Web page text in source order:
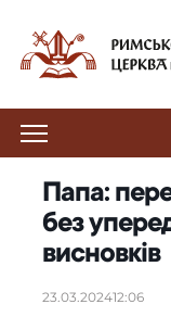
Папа:
без
висновків
23.03.202412:06